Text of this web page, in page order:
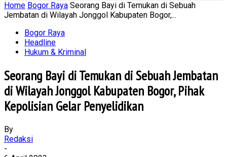
Home Bogor Raya Seorang Bayi di Temukan di Sebuah
Jembatan di Wilayah Jonggol Kabupaten Bogor,...
Bogor Raya
Headline
Hukum & Kriminal
Seorang Bayi di Temukan di Sebuah Jembatan
di Wilayah Jonggol Kabupaten Bogor, Pihak
Kepolisian Gelar Penyelidikan
By
Redaksi
-